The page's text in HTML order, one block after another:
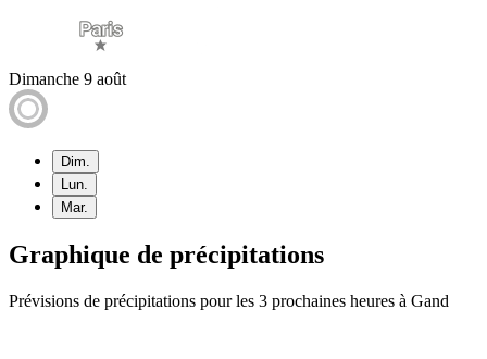
Dimanche 9 août
Dim.
Lun.
Mar.
Graphique de précipitations
Prévisions de précipitations pour les 3 prochaines heures à Gand